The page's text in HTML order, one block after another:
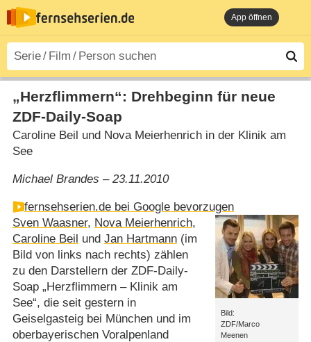
App öffnen
„Herzflimmern“: Drehbeginn für neue
ZDF-Daily-Soap
Caroline Beil und Nova Meierhenrich in der Klinik am
See
Michael Brandes – 23.11.2010
fernsehserien.de bei Google bevorzugen
Bild:
ZDF/Marco
Meenen
Sven Waasner, Nova Meierhenrich,
Caroline Beil und Jan Hartmann(im
Bild von links nach rechts) zählen
zu den Darstellern der ZDF-Daily-
Soap „Herzflimmern – Klinik am
See“, die seit gestern in
Geiselgasteig bei München und im
oberbayerischen Voralpenland